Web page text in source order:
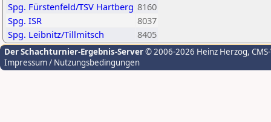
Spg. Fürstenfeld/TSV Hartberg 8160
Spg. ISR
8037
Spg. Leibnitz/Tillmitsch
8405
Der Schachturnier-Ergebnis-Server© 2006-2026 Heinz Herzog,
Impressum / Nutzungsbedingungen